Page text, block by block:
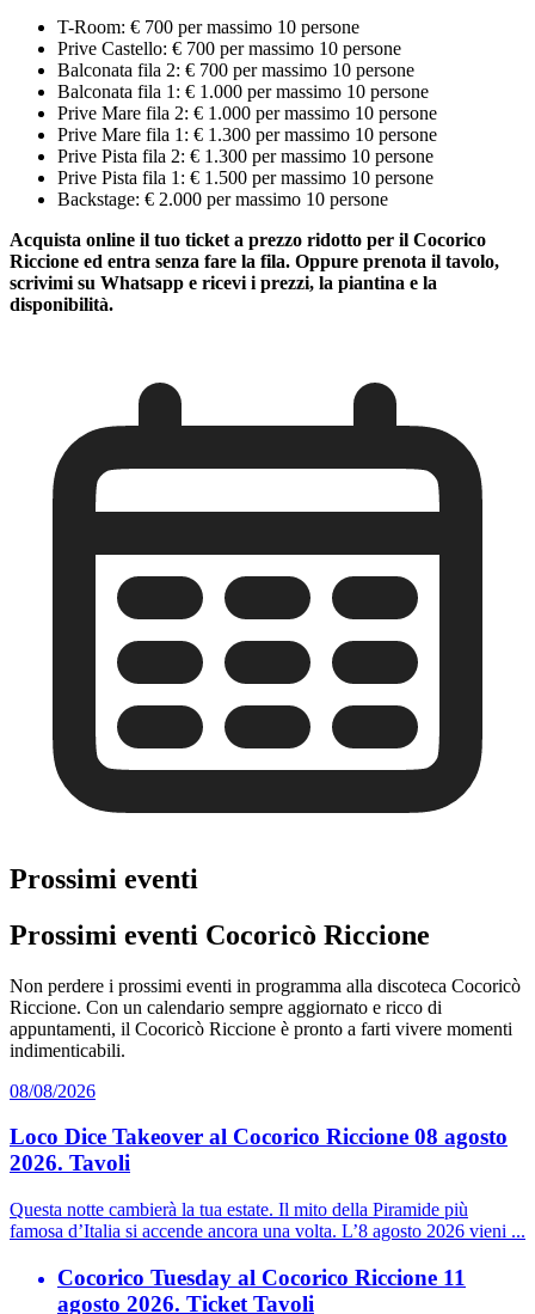
T-Room: € 700 per massimo 10 persone
Prive Castello: € 700 per massimo 10 persone
Balconata fila 2: € 700 per massimo 10 persone
Balconata fila 1: € 1.000 per massimo 10 persone
Prive Mare fila 2: € 1.000 per massimo 10 persone
Prive Mare fila 1: € 1.300 per massimo 10 persone
Prive Pista fila 2: € 1.300 per massimo 10 persone
Prive Pista fila 1: € 1.500 per massimo 10 persone
Backstage: € 2.000 per massimo 10 persone
Acquista online il tuo ticket a prezzo ridotto per il Cocorico
Riccione ed entra senza fare la fila. Oppure prenota il tavolo,
scrivimi su Whatsapp e ricevi i prezzi, la piantina e la
disponibilità.
Prossimi eventi
Prossimi eventi Cocoricò Riccione
Non perdere i prossimi eventi in programma alla discoteca Cocoricò
Riccione. Con un calendario sempre aggiornato e ricco di
appuntamenti, il Cocoricò Riccione è pronto a farti vivere momenti
indimenticabili.
08/08/2026
Loco Dice Takeover al Cocorico Riccione 08 agosto
2026. Tavoli
Questa notte cambierà la tua estate. Il mito della Piramide più
famosa d’Italia si accende ancora una volta. L’8 agosto 2026 vieni ...
Cocorico Tuesday al Cocorico Riccione 11
agosto 2026. Ticket Tavoli